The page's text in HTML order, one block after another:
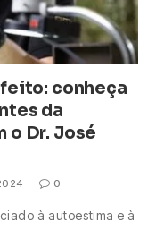
conheça
da
Dr. José
0
à autoestima e à